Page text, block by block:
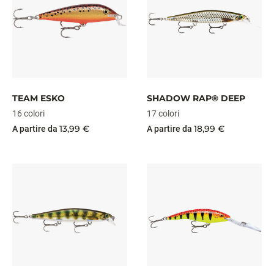
TEAM ESKO
16 colori
A partire da 13,99 €
SHADOW RAP® DEEP
17 colori
A partire da 18,99 €